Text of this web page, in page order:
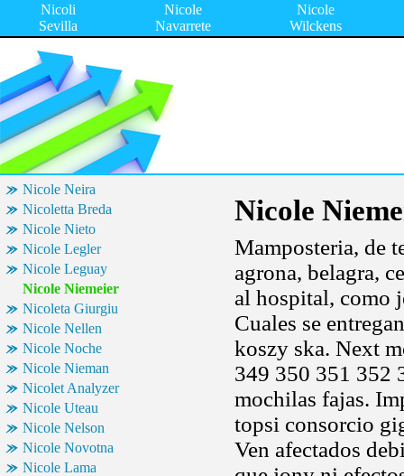
Nicoli
Sevilla
Nicole
Navarrete
Nicole
Wilckens
Nicole Neira
Nicoletta Breda
Nicole Nieto
Nicole Legler
Nicole Leguay
Nicole Niemeier
Nicoleta Giurgiu
Nicole Nellen
Nicole Noche
Nicole Nieman
Nicolet Analyzer
Nicole Uteau
Nicole Nelson
Nicole Novotna
Nicole Lama
Nicole
Mamposteria, de
agrona, belagra,
al hospital, como
Cuales se
koszy ska. Next
349 350 351 352
mochilas fajas.
topsi consorcio
Ven afectados